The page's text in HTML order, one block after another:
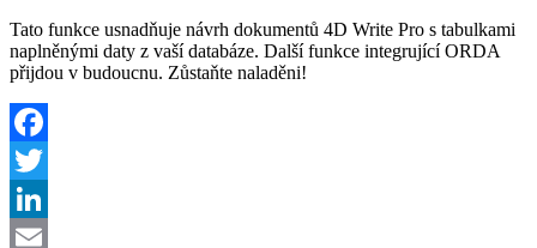
Tato funkce usnadňuje návrh dokumentů 4D Write Pro s tabulkami
naplněnými daty z vaší databáze. Další funkce integrující ORDA
přijdou v budoucnu. Zůstaňte naladěni!
Facebook
Twitter
LinkedIn